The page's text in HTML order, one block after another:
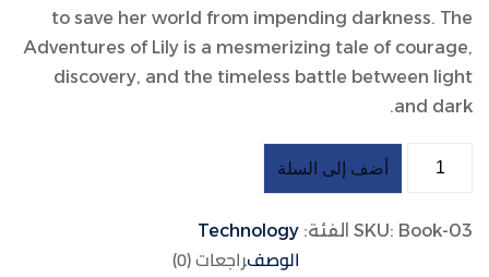
to save her world from impending darkness. The
Adventures of Lily is a mesmerizing tale of courage,
discovery, and the timeless battle between light
and dark.
أضف إلى السلة
SKU: Book-03 الفئة: Technology
الوصفمراجعات (0)